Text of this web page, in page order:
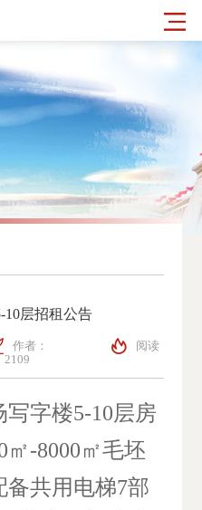
10层招租公告
作者：
阅读
2109
字楼5-10层房
㎡-8000㎡毛坯
共用电梯7部